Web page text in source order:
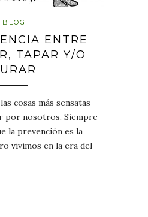
BLOG
ENTRE
TAPAR Y/O
cosas más sensatas
por nosotros. Siempre
la prevención es la
vivimos en la era del